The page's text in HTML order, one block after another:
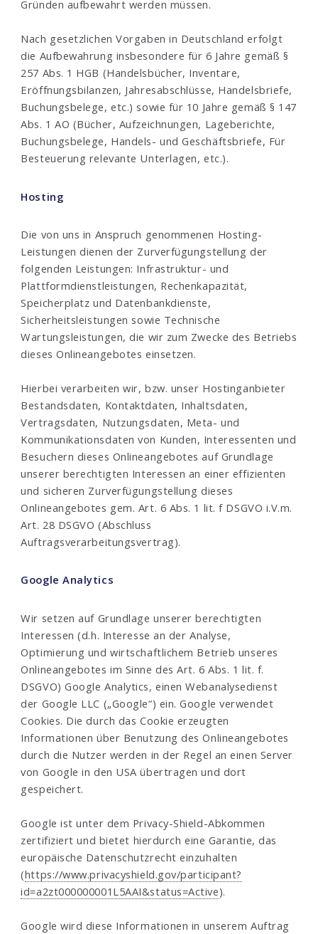
Gründen aufbewahrt werden müssen.
Nach gesetzlichen Vorgaben in Deutschland erfolgt
die Aufbewahrung insbesondere für 6 Jahre gemäß §
257 Abs. 1 HGB (Handelsbücher, Inventare,
Eröffnungsbilanzen, Jahresabschlüsse, Handelsbriefe,
Buchungsbelege, etc.) sowie für 10 Jahre gemäß § 147
Abs. 1 AO (Bücher, Aufzeichnungen, Lageberichte,
Buchungsbelege, Handels- und Geschäftsbriefe, Für
Besteuerung relevante Unterlagen, etc.).
Hosting
Die von uns in Anspruch genommenen Hosting-
Leistungen dienen der Zurverfügungstellung der
folgenden Leistungen: Infrastruktur- und
Plattformdienstleistungen, Rechenkapazität,
Speicherplatz und Datenbankdienste,
Sicherheitsleistungen sowie Technische
Wartungsleistungen, die wir zum Zwecke des Betriebs
dieses Onlineangebotes einsetzen.
Hierbei verarbeiten wir, bzw. unser Hostinganbieter
Bestandsdaten, Kontaktdaten, Inhaltsdaten,
Vertragsdaten, Nutzungsdaten, Meta- und
Kommunikationsdaten von Kunden, Interessenten und
Besuchern dieses Onlineangebotes auf Grundlage
unserer berechtigten Interessen an einer effizienten
und sicheren Zurverfügungstellung dieses
Onlineangebotes gem. Art. 6 Abs. 1 lit. f DSGVO i.V.m.
Art. 28 DSGVO (Abschluss
Auftragsverarbeitungsvertrag).
Google Analytics
Wir setzen auf Grundlage unserer berechtigten
Interessen (d.h. Interesse an der Analyse,
Optimierung und wirtschaftlichem Betrieb unseres
Onlineangebotes im Sinne des Art. 6 Abs. 1 lit. f.
DSGVO) Google Analytics, einen Webanalysedienst
der Google LLC („Google“) ein. Google verwendet
Cookies. Die durch das Cookie erzeugten
Informationen über Benutzung des Onlineangebotes
durch die Nutzer werden in der Regel an einen Server
von Google in den USA übertragen und dort
gespeichert.
Google ist unter dem Privacy-Shield-Abkommen
zertifiziert und bietet hierdurch eine Garantie, das
europäische Datenschutzrecht einzuhalten
(https://www.privacyshield.gov/participant?
id=a2zt000000001L5AAI&status=Active).
Google wird diese Informationen in unserem Auftrag